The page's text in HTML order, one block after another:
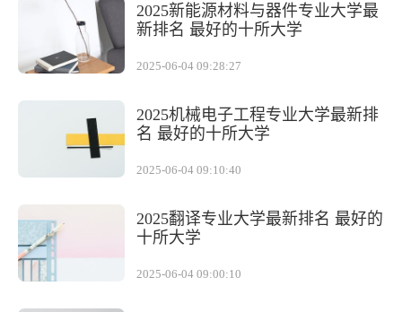
2025新能源材料与器件专业大学最
新排名 最好的十所大学
2025-06-04 09:28:27
2025机械电子工程专业大学最新排
名 最好的十所大学
2025-06-04 09:10:40
2025翻译专业大学最新排名 最好的
十所大学
2025-06-04 09:00:10